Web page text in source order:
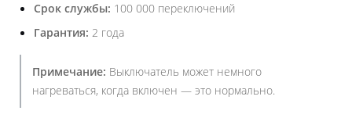
Срок службы: 100 000 переключений
Гарантия: 2 года
Примечание: Выключатель может немного
нагреваться, когда включен — это нормально.